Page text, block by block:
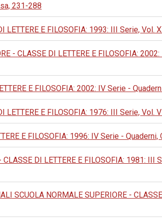
231-288
LETTERE E FILOSOFIA: 1993: III Serie, Vol.
- CLASSE DI LETTERE E FILOSOFIA:
E FILOSOFIA: 2002: IV Serie -
LETTERE E FILOSOFIA: 1976: III Serie, Vol.
E FILOSOFIA: 1996: IV Serie -
DI LETTERE E FILOSOFIA: 1981: III
SCUOLA NORMALE SUPERIORE -